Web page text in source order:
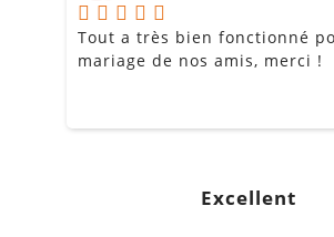
Transmission audio claire et stable
Tout a très bien fonctionné
mariage de nos amis, merci !
Excellent